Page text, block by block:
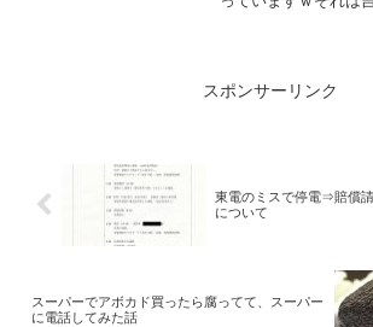
スポンサーリンク
東電のミスで停電⇒賠償
について
スーパーでアボカド買ったら腐ってて、スーパー
に電話してみた話